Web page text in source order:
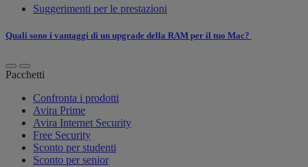
Suggerimenti per le prestazioni
Quali sono i vantaggi di un upgrade della RAM per il tuo Mac?
Pacchetti
Confronta i prodotti
Avira Prime
Avira Internet Security
Free Security
Sconto per studenti
Sconto per senior